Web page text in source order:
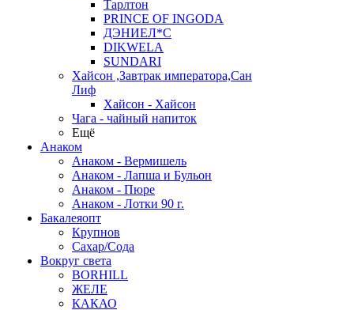
Тарлтон
PRINCE OF INGODA
ДЭНИЕЛ*С
DIKWELA
SUNDARI
Хайсон ,Завтрак императора,Сан
Лиф
Хайсон - Хайсон
Чага - чайный напиток
Ещё
Анаком
Анаком - Вермишель
Анаком - Лапша и Бульон
Анаком - Пюре
Анаком - Лотки 90 г.
Бакалеяопт
Крупнов
Сахар/Сода
Вокруг света
BORHILL
ЖЕЛЕ
КАКАО